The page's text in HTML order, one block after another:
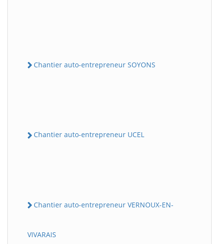
Chantier auto-entrepreneur SOYONS
Chantier auto-entrepreneur UCEL
Chantier auto-entrepreneur VERNOUX-EN-
VIVARAIS